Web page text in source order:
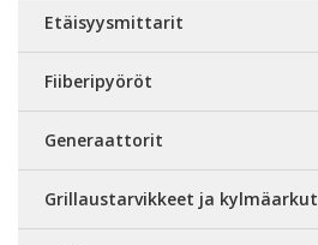
Etäisyysmittarit
Fiiberipyöröt
Generaattorit
Grillaustarvikkeet ja kylmäarkut